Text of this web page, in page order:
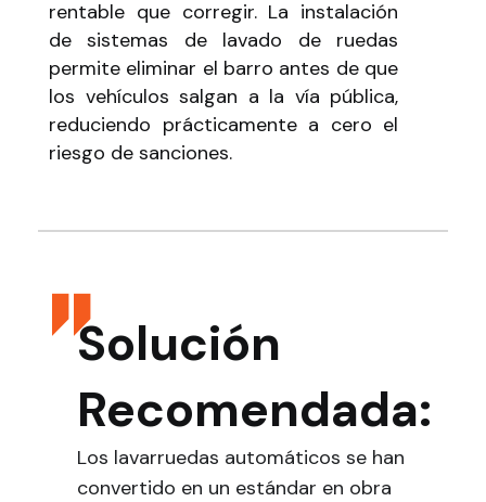
rentable que corregir. La instalación
de sistemas de lavado de ruedas
permite eliminar el barro antes de que
los vehículos salgan a la vía pública,
reduciendo prácticamente a cero el
riesgo de sanciones.
Solución
Recomendada:
Los lavarruedas automáticos se han
convertido en un estándar en obra